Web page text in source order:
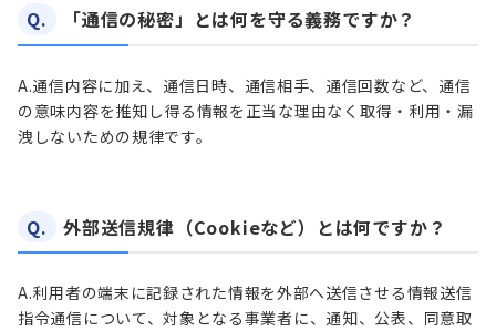
Q. 「通信の秘密」とは何を守る義務ですか？
A.通信内容に加え、通信日時、通信相手、通信回数など、通信
の意味内容を推知し得る情報を正当な理由なく取得・利用・漏
洩しないための規律です。
Q. 外部送信規律（Cookieなど）とは何ですか？
A.利用者の端末に記録された情報を外部へ送信させる情報送信
指令通信について、対象となる事業者に、通知、公表、同意取